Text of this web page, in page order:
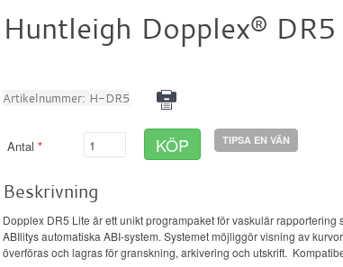
Huntleigh Dopplex®
Artikelnummer: H-DR5
KÖP TIPSA EN VÄN
Antal
Beskrivning
Dopplex DR5 Lite är ett unikt programpaket för vaskulär
ABIlitys automatiska ABI-system. Systemet möjliggör visning av
överföras och lagras för granskning, arkivering och utskrift.